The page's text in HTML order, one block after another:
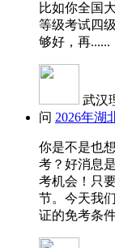
比如你全国
等级考试四
够好，再......
武汉
问 2026年湖
你是不是也
考？好消息
考机会！只
节。今天我
证的免考条